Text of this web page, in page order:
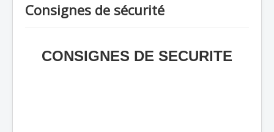
Consignes de sécurité
CONSIGNES DE SECURITE